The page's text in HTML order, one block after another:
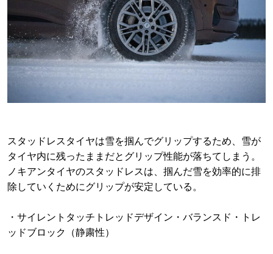
スタッドレスタイヤは雪を掴んでグリップするため、雪が
タイヤ内に残ったままだとグリップ性能が落ちてしまう。
ノキアンタイヤのスタッドレスは、掴んだ雪を効率的に排
除していくためにグリップが安定している。
・サイレントタッチトレッドデザイン・バランスド・トレ
ッドブロック（静粛性）